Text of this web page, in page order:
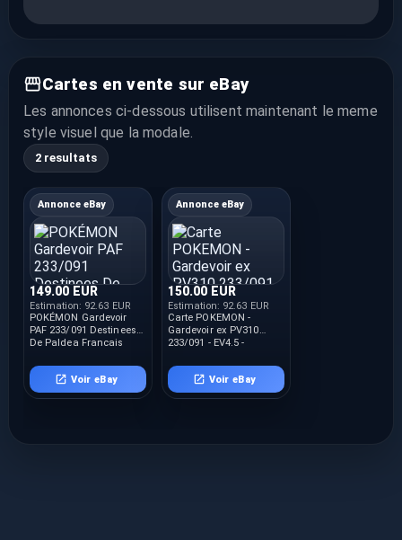
Cartes en vente sur eBay
Les annonces ci-dessous utilisent maintenant le meme
style visuel que la modale.
2 resultats
Annonce eBay
149.00 EUR
Estimation: 92.63 EUR
POKÉMON Gardevoir
PAF 233/091 Destinees
De Paldea Français
Voir eBay
Annonce eBay
150.00 EUR
Estimation: 92.63 EUR
Carte POKEMON -
Gardevoir ex PV310
233/091 - EV4.5 -
Neuf
Voir eBay